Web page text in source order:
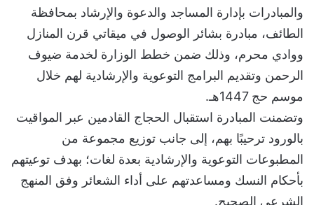
والمبادرات بإدارة المساجد والدعوة والإرشاد بمحافظة
الطائف، مبادرة بشائر الوصول في ميقاتي قرن المنازل
ووادي محرم، وذلك ضمن خطط الوزارة لخدمة ضيوف
الرحمن وتقديم البرامج التوعوية والإرشادية لهم خلال
موسم حج 1447هـ.
وتضمنت المبادرة استقبال الحجاج القادمين عبر المواقيت
بالورود ترحيبًا بهم، إلى جانب توزيع مجموعة من
المطبوعات التوعوية والإرشادية بعدة لغات؛ بهدف توعيتهم
بأحكام النسك ومساعدتهم على أداء الشعائر وفق المنهج
الشرعي الصحيح.